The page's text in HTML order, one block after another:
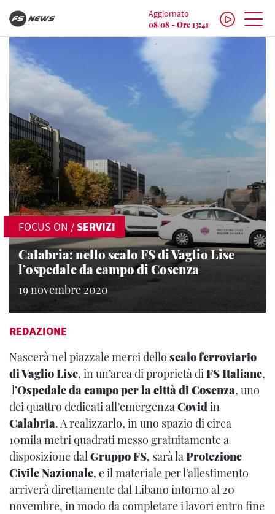
Aggiornato
08/08 - Ore 13:41
FOCUS ON /SERVIZI
Calabria: nello scalo FS di Vaglio Lise
l’ospedale da campo di Cosenza
19 novembre 2020
REDAZIONE
Nascerà nel piazzale merci dello scalo ferroviario
di Vaglio Lise, in un’area di proprietà diFS Italiane,
l’Ospedale da campo per la città di Cosenza, uno
dei quattro dedicati all’emergenzaCovidin
Calabria. A realizzarlo, in uno spazio di circa
10mila metri quadrati messo gratuitamente a
disposizione dalGruppo FS, sarà laProtezione
Civile Nazionale, e il materiale per l’allestimento
arriverà direttamente dal Libano intorno al 20
novembre, in modo da completare i lavori entro fine